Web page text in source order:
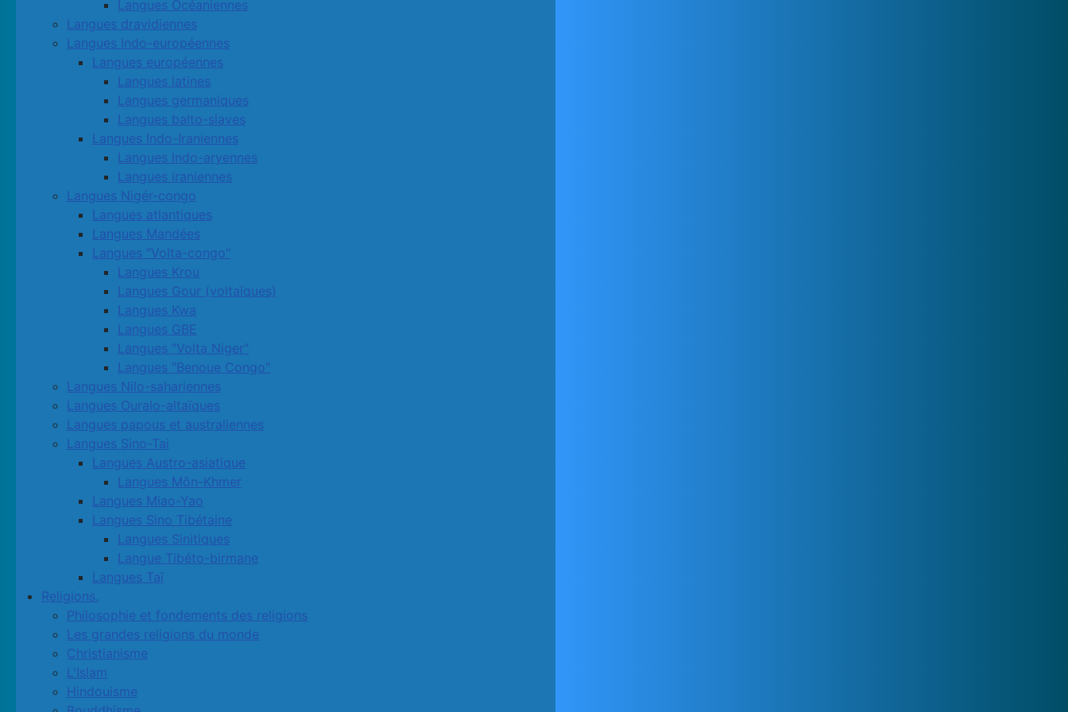
Langues Océaniennes
Langues dravidiennes
Langues Indo-européennes
Langues européennes
Langues latines
Langues germaniques
Langues balto-slaves
Langues Indo-Iraniennes
Langues Indo-aryennes
Langues iraniennes
Langues Nigér-congo
Langues atlantiques
Langues Mandées
Langues "Volta-congo"
Langues Krou
Langues Gour (voltaïques)
Langues Kwa
Langues GBE
Langues "Volta Niger"
Langues "Benoue Congo"
Langues Nilo-sahariennes
Langues Ouralo-altaïques
Langues papous et australiennes
Langues Sino-Tai
Langues Austro-asiatique
Langues Môn-Khmer
Langues Miao-Yao
Langues Sino Tibétaine
Langues Sinitiques
Langue Tibéto-birmane
Langues Taï
Religions.
Philosophie et fondements des religions
Les grandes religions du monde
Christianisme
L'Islam
Hindouisme